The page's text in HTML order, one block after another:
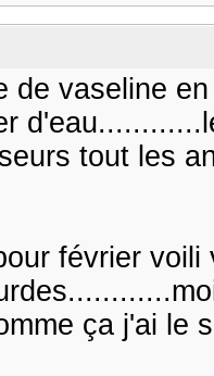
de vaseline
tout les
février
ça j'ai le